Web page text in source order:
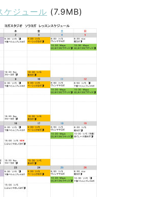
ケジュール (7.9MB)